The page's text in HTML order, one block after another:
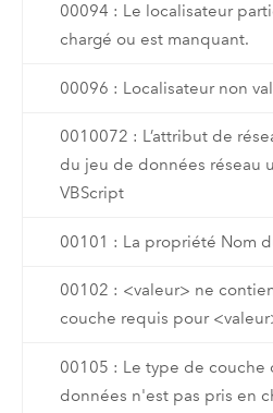
00094 : Le localisateur
chargé ou est manquant.
00096 : Localisateur non
0010072 : L’attribut de
du jeu de données réseau
VBScript
00101 : La propriété Nom
00102 : <valeur> ne
couche requis pour
00105 : Le type de couche
données n'est pas pris en